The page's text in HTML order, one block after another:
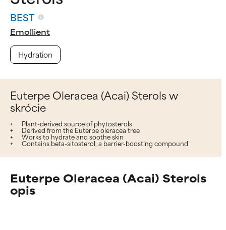
BEST
Emollient
Hydration
Euterpe Oleracea (Acai) Sterols w
skrócie
Plant-derived source of phytosterols
Derived from the Euterpe oleracea tree
Works to hydrate and soothe skin
Contains beta-sitosterol, a barrier-boosting compound
Euterpe Oleracea (Acai) Sterols
opis